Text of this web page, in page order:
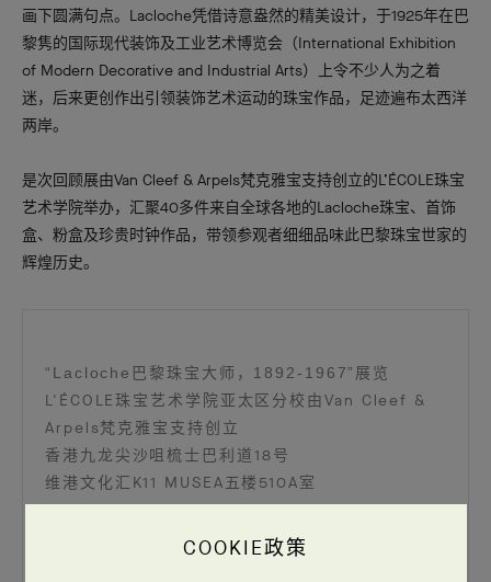
画下圆满句点。Lacloche凭借诗意盎然的精美设计，于1925年在巴
黎隽的国际现代装饰及工业艺术博览会（International Exhibition
of Modern Decorative and Industrial Arts）上令不少人为之着
迷，后来更创作出引领装饰艺术运动的珠宝作品，足迹遍布太西洋
两岸。
是次回顾展由Van Cleef & Arpels梵克雅宝支持创立的L’ÉCOLE珠宝
艺术学院举办，汇聚40多件来自全球各地的Lacloche珠宝、首饰
盒、粉盒及珍贵时钟作品，带领参观者细细品味此巴黎珠宝世家的
辉煌历史。
“Lacloche巴黎珠宝大师，1892-1967”展览
L'ÉCOLE珠宝艺术学院亚太区分校由Van Cleef &
Arpels梵克雅宝支持创立
香港九龙尖沙咀梳士巴利道18号
维港文化汇K11 MUSEA五楼510A室
2021年11月22日至2022年4月6日
COOKIE政策